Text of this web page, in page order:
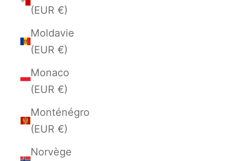
(EUR €)
Moldavie
(EUR €)
Monaco
(EUR €)
Monténégro
(EUR €)
Norvège